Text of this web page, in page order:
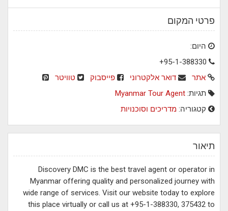
פרטי המקום
היום:
+95-1-388330
אתר
דואר אלקטרוני פייסבוק
טוויטר
תגיות: Myanmar Tour Agent
קטגוריה: מדריכים וסוכנויות
תיאור
Discovery DMC is the best travel agent or operator in
Myanmar offering quality and personalized journey with
wide range of services. Visit our website today to explore
this place virtually or call us at +95-1-388330, 375432 to